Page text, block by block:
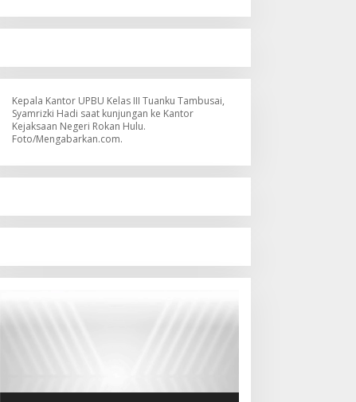
Kepala Kantor UPBU Kelas III Tuanku Tambusai,
Syamrizki Hadi saat kunjungan ke Kantor
Kejaksaan Negeri Rokan Hulu.
Foto/Mengabarkan.com.